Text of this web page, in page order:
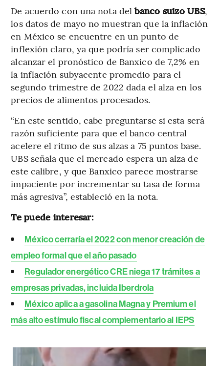
De acuerdo con una nota del banco suizo UBS,
los datos de mayo no muestran que la inflación
en México se encuentre en un punto de
inflexión claro, ya que podría ser complicado
alcanzar el pronóstico de Banxico de 7,2% en
la inflación subyacente promedio para el
segundo trimestre de 2022 dada el alza en los
precios de alimentos procesados.
“En este sentido, cabe preguntarse si esta será
razón suficiente para que el banco central
acelere el ritmo de sus alzas a 75 puntos base.
UBS señala que el mercado espera un alza de
este calibre, y que Banxico parece mostrarse
impaciente por incrementar su tasa de forma
más agresiva”, estableció en la nota.
Te puede interesar:
México cerraría el 2022 con menor creación de
empleo formal que el año pasado
Regulador energético CRE niega 17 trámites a
empresas privadas, incluida Iberdrola
México aplica a gasolina Magna y Premium el
más alto estímulo fiscal complementario al IEPS